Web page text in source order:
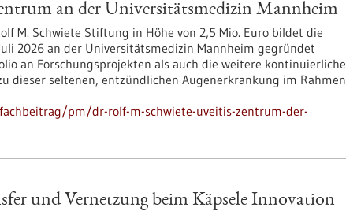
an der Universitätsmedizin Mannheim
M. Schwiete Stiftung in Höhe von 2,5 Mio. Euro bildet die
2026 an der Universitätsmedizin Mannheim gegründet
an Forschungsprojekten als auch die weitere kontinuierliche
dieser seltenen, entzündlichen Augenerkrankung im Rahmen
pm/dr-rolf-m-schwiete-uveitis-zentrum-der-
und Vernetzung beim Käpsele Innovation